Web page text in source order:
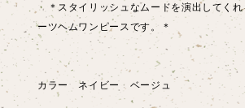
＊スタイリッシュなムードを演出してくれ
ーツヘムワンピースです。＊
カラー ネイビー ベージュ